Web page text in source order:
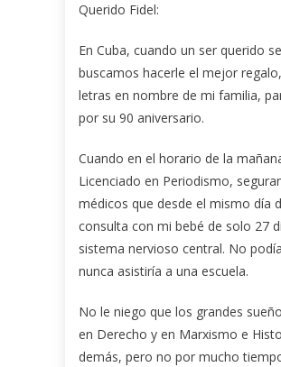
Querido Fidel:
En Cuba, cuando un ser querido
buscamos hacerle el mejor
letras en nombre de mi familia,
por su 90 aniversario.
Cuando en el horario de la
Licenciado en Periodismo,
médicos que desde el mismo día
consulta con mi bebé de solo 27
sistema nervioso central. No
nunca asistiría a una escuela.
No le niego que los grandes
en Derecho y en Marxismo e
demás, pero no por mucho